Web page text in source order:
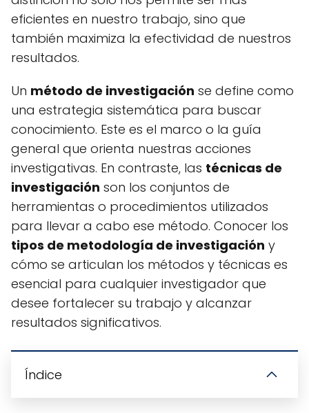
eficientes en nuestro trabajo, sino que
también maximiza la efectividad de nuestros
resultados.
Un método de investigación se define como
una estrategia sistemática para buscar
conocimiento. Este es el marco o la guía
general que orienta nuestras acciones
investigativas. En contraste, las técnicas de
investigación son los conjuntos de
herramientas o procedimientos utilizados
para llevar a cabo ese método. Conocer los
tipos de metodología de investigación y
cómo se articulan los métodos y técnicas es
esencial para cualquier investigador que
desee fortalecer su trabajo y alcanzar
resultados significativos.
Índice